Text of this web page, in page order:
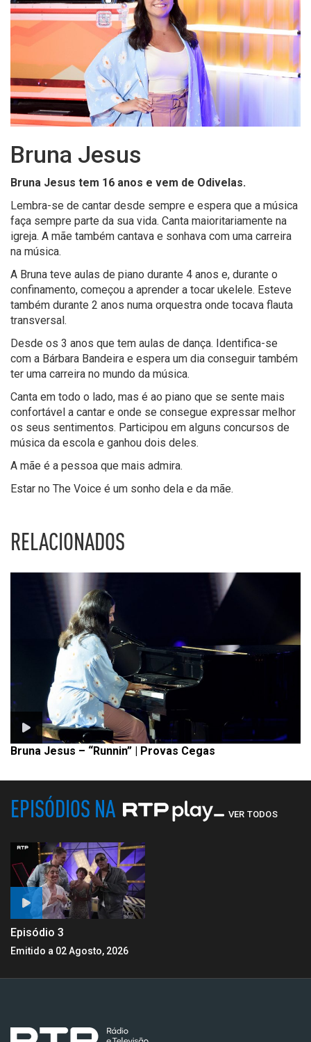
Bruna Jesus
Bruna Jesus tem 16 anos e vem de Odivelas.
Lembra-se de cantar desde sempre e espera que a música
faça sempre parte da sua vida. Canta maioritariamente na
igreja. A mãe também cantava e sonhava com uma carreira
na música.
A Bruna teve aulas de piano durante 4 anos e, durante o
confinamento, começou a aprender a tocar ukelele. Esteve
também durante 2 anos numa orquestra onde tocava flauta
transversal.
Desde os 3 anos que tem aulas de dança. Identifica-se
com a Bárbara Bandeira e espera um dia conseguir também
ter uma carreira no mundo da música.
Canta em todo o lado, mas é ao piano que se sente mais
confortável a cantar e onde se consegue expressar melhor
os seus sentimentos. Participou em alguns concursos de
música da escola e ganhou dois deles.
A mãe é a pessoa que mais admira.
Estar no The Voice é um sonho dela e da mãe.
RELACIONADOS
Bruna Jesus – “Runnin” | Provas Cegas
EPISÓDIOS NA VER TODOS
Episódio 3
Emitido a 02 Agosto, 2026